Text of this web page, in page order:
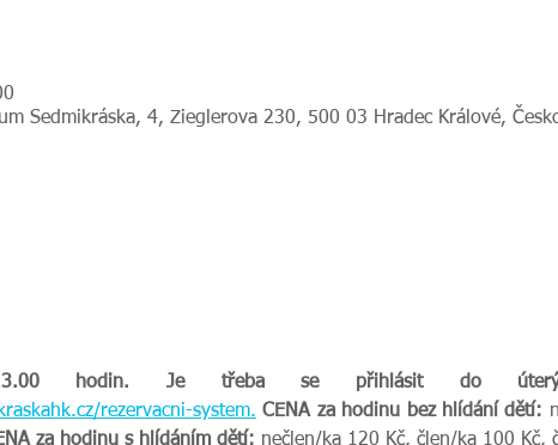
Sedmikráska, 4, Zieglerova 230, 500 03 Hradec Králové,
rezervacni-system. CENA za hodinu bez hlídání dětí:
za hodinu s hlídáním dětí: nečlen/ka 120 Kč, člen/ka 100 Kč,